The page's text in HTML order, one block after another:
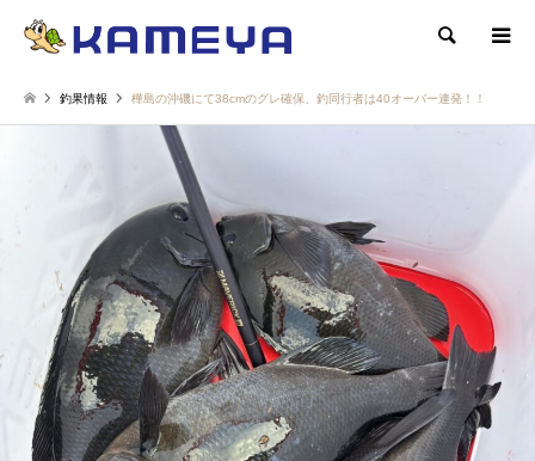
検索
釣果情報 樺島の沖磯にて38cmのグレ確保、釣同行者は40オーバー連発！！